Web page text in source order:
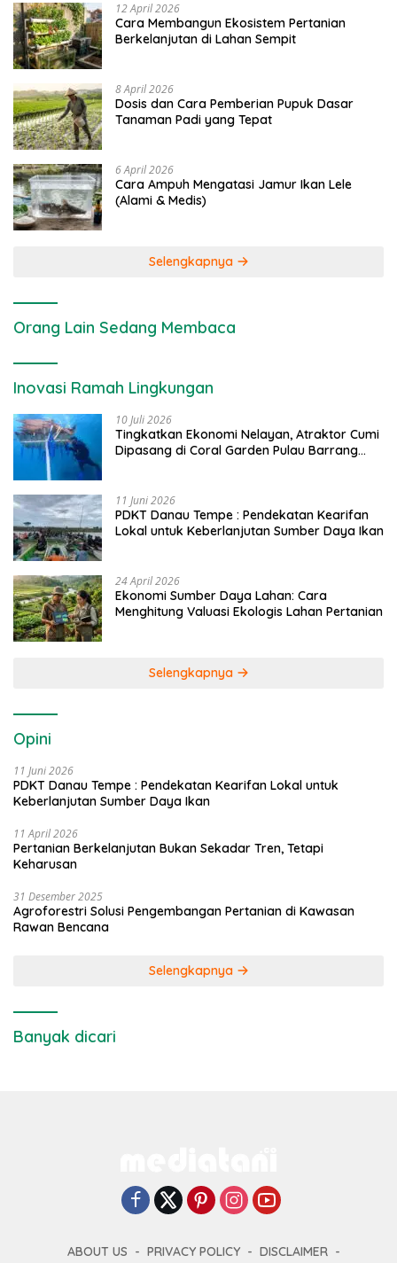
12 April 2026
Cara Membangun Ekosistem Pertanian
Berkelanjutan di Lahan Sempit
8 April 2026
Dosis dan Cara Pemberian Pupuk Dasar
Tanaman Padi yang Tepat
6 April 2026
Cara Ampuh Mengatasi Jamur Ikan Lele
(Alami & Medis)
Selengkapnya
Orang Lain Sedang Membaca
Inovasi Ramah Lingkungan
10 Juli 2026
Tingkatkan Ekonomi Nelayan, Atraktor Cumi
Dipasang di Coral Garden Pulau Barrang
11 Juni 2026
PDKT Danau Tempe : Pendekatan Kearifan
Lokal untuk Keberlanjutan Sumber Daya Ikan
24 April 2026
Ekonomi Sumber Daya Lahan: Cara
Menghitung Valuasi Ekologis Lahan Pertanian
Selengkapnya
Opini
11 Juni 2026
PDKT Danau Tempe : Pendekatan Kearifan Lokal untuk
Keberlanjutan Sumber Daya Ikan
11 April 2026
Pertanian Berkelanjutan Bukan Sekadar Tren, Tetapi
Keharusan
31 Desember 2025
Agroforestri Solusi Pengembangan Pertanian di Kawasan
Rawan Bencana
Selengkapnya
Banyak dicari
ABOUT US PRIVACY POLICY DISCLAIMER